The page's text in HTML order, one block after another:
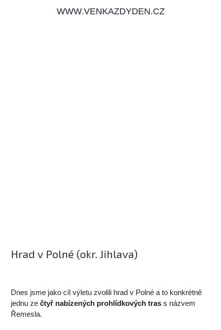
WWW.VENKAZDYDEN.CZ
Hrad v Polné (okr. Jihlava)
Dnes jsme jako cíl výletu zvolili hrad v Polné a to konkrétně
jednu zečtyř nabízených prohlídkových tras s názvem
Řemesla.